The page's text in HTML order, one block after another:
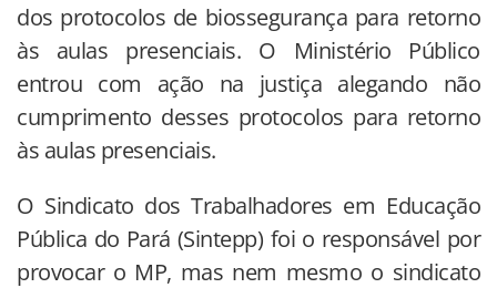
dos protocolos de biossegurança para retorno
às aulas presenciais. O Ministério Público
entrou com ação na justiça alegando não
cumprimento desses protocolos para retorno
às aulas presenciais.
O Sindicato dos Trabalhadores em Educação
Pública do Pará (Sintepp) foi o responsável por
provocar o MP, mas nem mesmo o sindicato